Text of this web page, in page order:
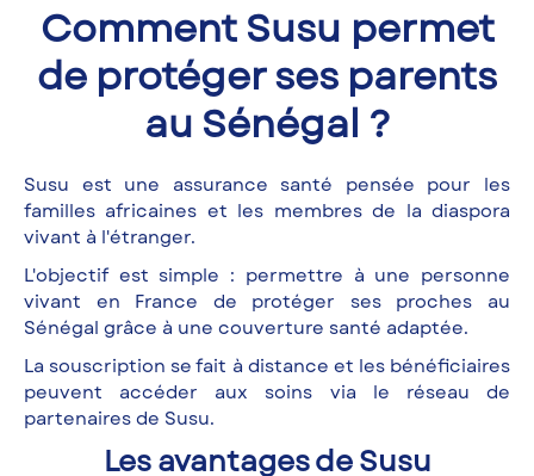
Comment Susu permet
de protéger ses parents
au Sénégal ?
Susu est une assurance santé pensée pour les
familles africaines et les membres de la diaspora
vivant à l'étranger.
L'objectif est simple : permettre à une personne
vivant en France de protéger ses proches au
Sénégal grâce à une couverture santé adaptée.
La souscription se fait à distance et les bénéficiaires
peuvent accéder aux soins via le réseau de
partenaires de Susu.
Les avantages de Susu